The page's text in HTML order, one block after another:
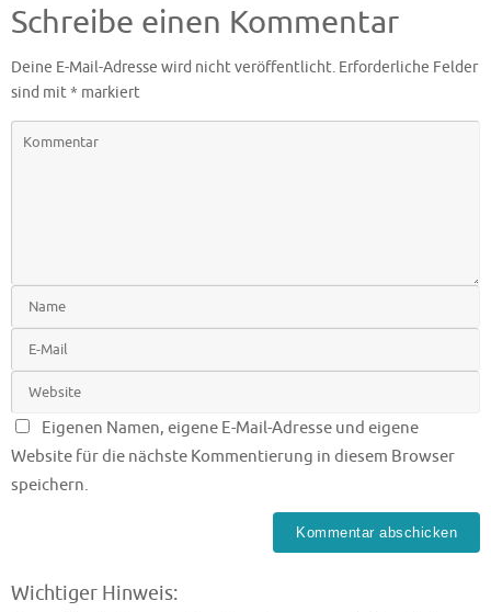
Schreibe einen Kommentar
Deine E-Mail-Adresse wird nicht veröffentlicht. Erforderliche Felder
sind mit* markiert
Eigenen Namen, eigene E-Mail-Adresse und eigene
Website für die nächste Kommentierung in diesem Browser
speichern.
Wichtiger Hinweis: